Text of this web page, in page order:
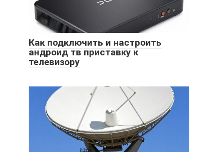
Как подключить и настроить
андроид тв приставку к
телевизору